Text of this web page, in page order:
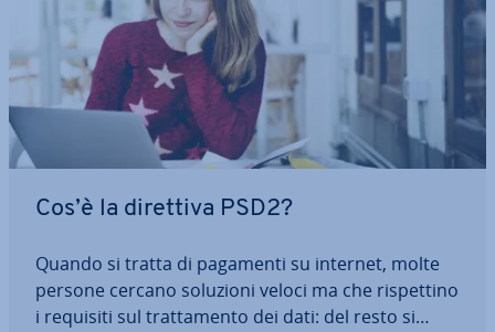
Cos’è la direttiva PSD2?
Quando si tratta di pagamenti su internet, molte
persone cercano soluzioni veloci ma che ri­spet­ti­no
i requisiti sul trat­ta­men­to dei dati: del resto si